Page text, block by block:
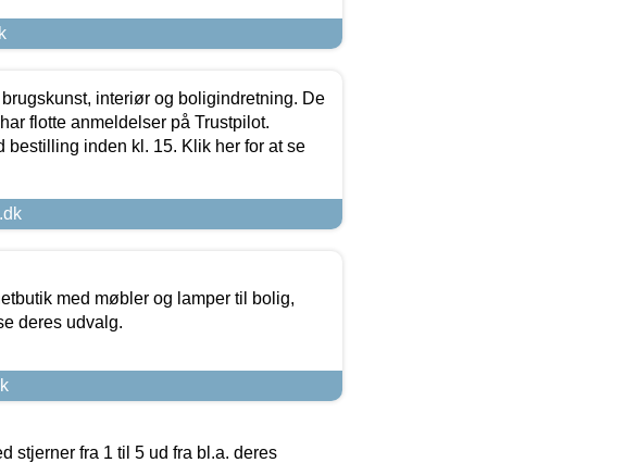
interiør og boligindretning. De
flotte anmeldelser på Trustpilot.
bestilling inden kl. 15. Klik her for at se
med møbler og lamper til bolig,
deres udvalg.
stjerner fra 1 til 5 ud fra bl.a. deres